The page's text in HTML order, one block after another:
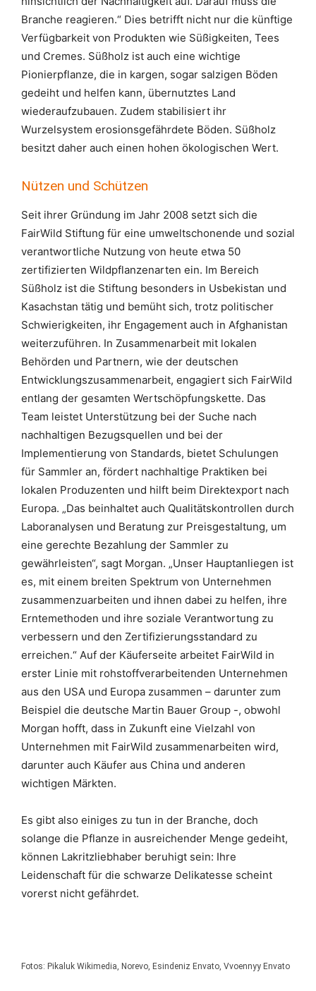
Branche reagieren.“ Dies betrifft nicht nur die künftige
Verfügbarkeit von Produkten wie Süßigkeiten, Tees
und Cremes. Süßholz ist auch eine wichtige
Pionierpflanze, die in kargen, sogar salzigen Böden
gedeiht und helfen kann, übernutztes Land
wiederaufzubauen. Zudem stabilisiert ihr
Wurzelsystem erosionsgefährdete Böden. Süßholz
besitzt daher auch einen hohen ökologischen Wert.
Nützen und Schützen
Seit ihrer Gründung im Jahr 2008 setzt sich die
FairWild Stiftung für eine umweltschonende und sozial
verantwortliche Nutzung von heute etwa 50
zertifizierten Wildpflanzenarten ein. Im Bereich
Süßholz ist die Stiftung besonders in Usbekistan und
Kasachstan tätig und bemüht sich, trotz politischer
Schwierigkeiten, ihr Engagement auch in Afghanistan
weiterzuführen. In Zusammenarbeit mit lokalen
Behörden und Partnern, wie der deutschen
Entwicklungszusammenarbeit, engagiert sich FairWild
entlang der gesamten Wertschöpfungskette. Das
Team leistet Unterstützung bei der Suche nach
nachhaltigen Bezugsquellen und bei der
Implementierung von Standards, bietet Schulungen
für Sammler an, fördert nachhaltige Praktiken bei
lokalen Produzenten und hilft beim Direktexport nach
Europa. „Das beinhaltet auch Qualitätskontrollen durch
Laboranalysen und Beratung zur Preisgestaltung, um
eine gerechte Bezahlung der Sammler zu
gewährleisten“, sagt Morgan. „Unser Hauptanliegen ist
es, mit einem breiten Spektrum von Unternehmen
zusammenzuarbeiten und ihnen dabei zu helfen, ihre
Erntemethoden und ihre soziale Verantwortung zu
verbessern und den Zertifizierungsstandard zu
erreichen.“ Auf der Käuferseite arbeitet FairWild in
erster Linie mit rohstoffverarbeitenden Unternehmen
aus den USA und Europa zusammen – darunter zum
Beispiel die deutsche Martin Bauer Group -, obwohl
Morgan hofft, dass in Zukunft eine Vielzahl von
Unternehmen mit FairWild zusammenarbeiten wird,
darunter auch Käufer aus China und anderen
wichtigen Märkten.
Es gibt also einiges zu tun in der Branche, doch
solange die Pflanze in ausreichender Menge gedeiht,
können Lakritzliebhaber beruhigt sein: Ihre
Leidenschaft für die schwarze Delikatesse scheint
vorerst nicht gefährdet.
Fotos: Pikaluk Wikimedia, Norevo, Esindeniz Envato, Vvoennyy Envato